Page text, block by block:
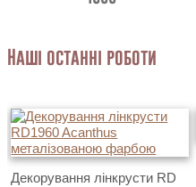
Наші останні роботи
Декорування лінкрусти RD